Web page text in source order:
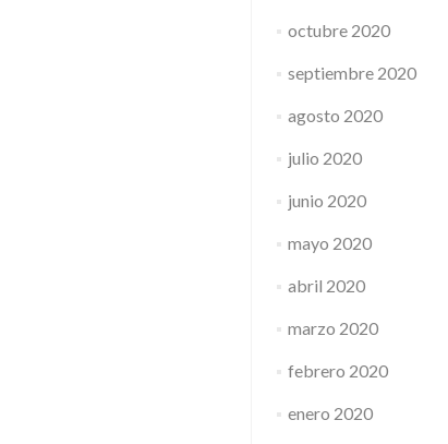
octubre 2020
septiembre 2020
agosto 2020
julio 2020
junio 2020
mayo 2020
abril 2020
marzo 2020
febrero 2020
enero 2020